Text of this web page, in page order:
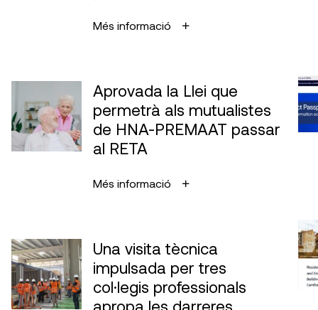
Més informació
Aprovada la Llei que
permetrà als mutualistes
de HNA-PREMAAT passar
al RETA
Més informació
Una visita tècnica
impulsada per tres
col·legis professionals
apropa les darreres